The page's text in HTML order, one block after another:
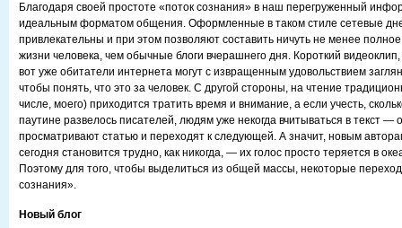
Благодаря своей простоте «поток сознания» в наш перегруженный
идеальным форматом общения. Оформленные в таком стиле сетевые
привлекательны и при этом позволяют составить ничуть не менее
жизни человека, чем обычные блоги вчерашнего дня. Короткий
вот уже обитатели интернета могут с извращенным удовольствием
чтобы понять, что это за человек. С другой стороны, на чтение
числе, моего) приходится тратить время и внимание, а если учесть,
паутине развелось писателей, людям уже некогда вчитываться в текст —
просматривают статью и переходят к следующей. А значит, новым
сегодня становится трудно, как никогда, — их голос просто теряется в
Поэтому для того, чтобы выделиться из общей массы, некоторые
сознания».
Новый блог